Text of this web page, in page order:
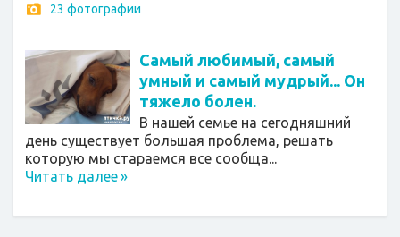
23 фотографии
Самый любимый, самый
умный и самый мудрый... Он
тяжело болен.
В нашей семье на сегодняшний
день существует большая проблема, решать
которую мы стараемся все сообща...
Читать далее»